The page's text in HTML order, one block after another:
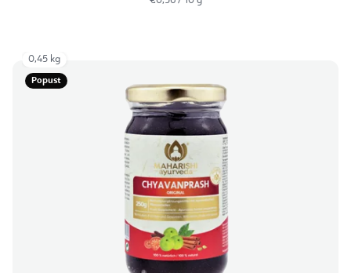
Popust
0,45 kg